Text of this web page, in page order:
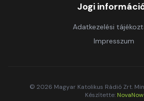
Jogi
Adatkezelési
Impresszum
© 2026 Magyar Katolikus Rádió Zrt.
Készítette: NovaNow